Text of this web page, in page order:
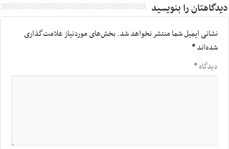
دیدگاهتان را بنویسید
نشانی ایمیل شما منتشر نخواهد شد.بخش‌های موردنیاز علامت‌گذاری
شده‌اند*
دیدگاه*